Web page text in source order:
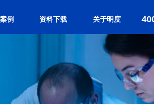
例 资料下载 关于明度